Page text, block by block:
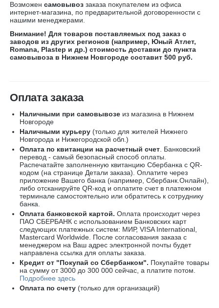
Возможен самовывоз заказа покупателем из офиса
интернет-магазина, по предварительной договоренности с
нашими менеджерами.
Внимание! Для товаров поставляемых под заказ с
заводов из других регионов (например, Юный Атлет,
Romana, Plastep и др.) стоимость доставки до пункта
самовывоза в Нижнем Новгороде составит 500 руб.
Оплата заказа
Наличными при самовывозе из магазина в Нижнем
Новгороде
Наличными курьеру (только для жителей Нижнего
Новгорода и Нижегородской обл.)
Оплата по квитанции на расчетный счет . Банковский
перевод - самый безопасный способ оплаты.
Распечатайте заполненную квитанцию Сбербанка с QR-
кодом (на странице Детали заказа). Оплатите через
приложение Вашего банка (например, Сбербанк.Онлайн),
либо отсканируйте QR-код и оплатите счет в платежном
терминале самостоятельно или обратитесь к сотруднику
банка.
Оплата банковской картой. Оплата происходит через
ПАО СБЕРБАНК с использованием Банковских карт
следующих платежных систем: МИР, VISA International,
Mastercard Worldwide . После согласования заказа с
менеджером на Ваш адрес электронной почты будет
направлена ссылка для оплаты заказа.
Кредит от "Покупай со Сбербанком". Покупайте товары
на сумму от 3000 до 300 000 сейчас, а платите потом.
Подробнее здесь
Оплата по счету (только для организаций)